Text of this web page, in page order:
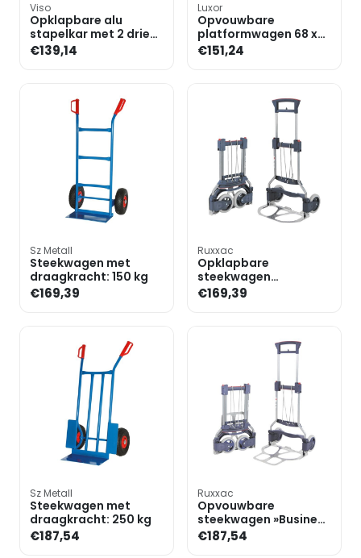
Viso
Opklapbare alu
stapelkar met 2 drie-
armige sterwielen tot
100 kg
€139,14
Luxor
Opvouwbare
platformwagen 68 x
41 cm draagvermogen
130 kg
€151,24
Sz Metall
Steekwagen met
draagkracht: 150 kg
€169,39
Ruxxac
Opklapbare
steekwagen
»Business«
€169,39
Sz Metall
Steekwagen met
draagkracht: 250 kg
€187,54
Ruxxac
Opvouwbare
steekwagen »Business
XL«
€187,54